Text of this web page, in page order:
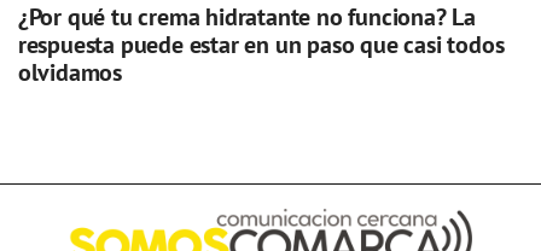
¿Por qué tu crema hidratante no funciona? La
respuesta puede estar en un paso que casi todos
olvidamos